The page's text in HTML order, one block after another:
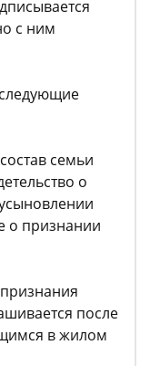
с ним
семьи
о
о признании
после
в жилом